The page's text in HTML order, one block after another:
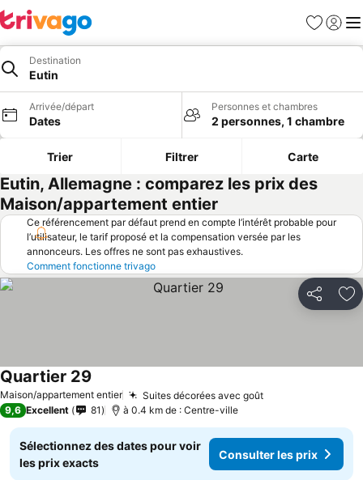
Favoris
Se
Destination
Eutin
Arrivée/départ
Dates
Personnes et chambres
2 personnes, 1 chambre
Trier Filtrer Carte
Eutin, Allemagne : comparez les prix des
Maison/appartement entier
Ce référencement par défaut prend en compte l’intérêt probable pour
l’utilisateur, le tarif proposé et la compensation versée par les
annonceurs. Les offres ne sont pas exhaustives.
Comment fonctionne trivago
Partager
Maison/appartement entier Suites décorées avec goût
Quartier 29
9,6 Excellent 81 à 0.4 km de : Centre-ville
Sélectionnez des dates pour voir
les prix exacts
Consulter les prix